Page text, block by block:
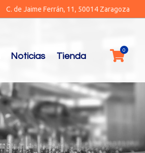
C. de Jaime Ferrán, 11, 50014 Zaragoza
Noticias Tienda